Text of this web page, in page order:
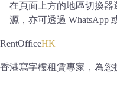
在頁面上方的地區切換
源，亦可透過 WhatsApp
RentOfficeHK
香港寫字樓租賃專家，為您